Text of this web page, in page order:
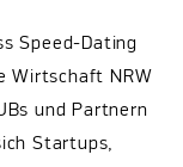
Speed-Dating
Wirtschaft NRW
und Partnern
Startups,